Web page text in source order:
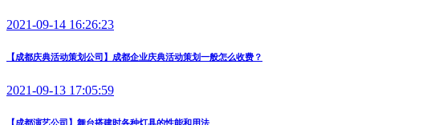
2021-09-14 16:26:23
【成都庆典活动策划公司】成都企业庆典活动策划一般怎么收费？
2021-09-13 17:05:59
【成都演艺公司】舞台搭建时各种灯具的性能和用法